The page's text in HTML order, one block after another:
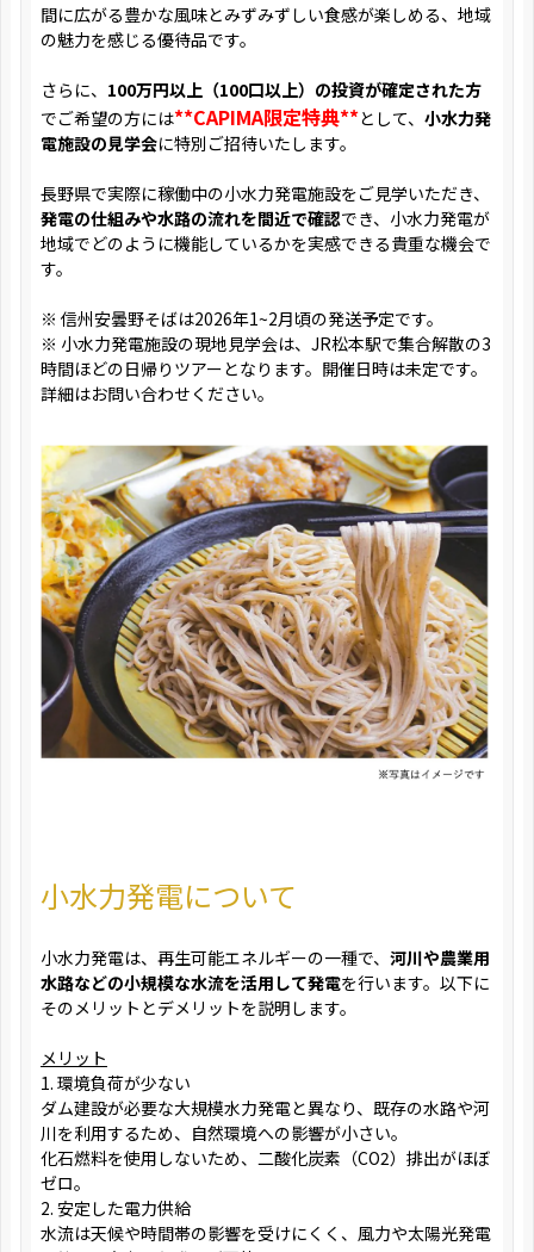
間に広がる豊かな風味とみずみずしい食感が楽しめる、地域
の魅力を感じる優待品です。
さらに、 100万円以上（100口以上）の投資が確定された方
でご希望の方には**CAPIMA限定特典**として、 小水力発
電施設の見学会に特別ご招待いたします。
長野県で実際に稼働中の小水力発電施設をご見学いただき、
発電の仕組みや水路の流れを間近で確認でき、小水力発電が
地域でどのように機能しているかを実感できる貴重な機会で
す。
※ 信州安曇野そばは2026年1~2月頃の発送予定です。
※ 小水力発電施設の現地見学会は、JR松本駅で集合解散の3
時間ほどの日帰りツアーとなります。開催日時は未定です。
詳細はお問い合わせください。
小水力発電について
小水力発電は、再生可能エネルギーの一種で、 河川や農業用
水路などの小規模な水流を活用して発電を行います。以下に
そのメリットとデメリットを説明します。
メリット
1. 環境負荷が少ない
ダム建設が必要な大規模水力発電と異なり、既存の水路や河
川を利用するため、自然環境への影響が小さい。
化石燃料を使用しないため、二酸化炭素（CO2）排出がほぼ
ゼロ。
2. 安定した電力供給
水流は天候や時間帯の影響を受けにくく、風力や太陽光発電